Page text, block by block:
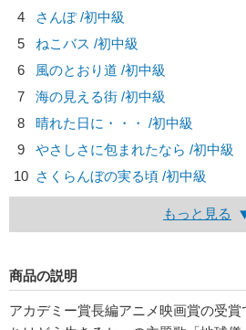
4
さんぽ /初中級
5
ねこバス /初中級
6
風のとおり道 /初中級
7
海の見える街 /初中級
8
晴れた日に・・・ /初中級
9
やさしさに包まれたなら /初中級
10 さくらんぼの実る頃 /初中級
もっと見る
商品の説明
アカデミー賞長編アニメ映画賞の受